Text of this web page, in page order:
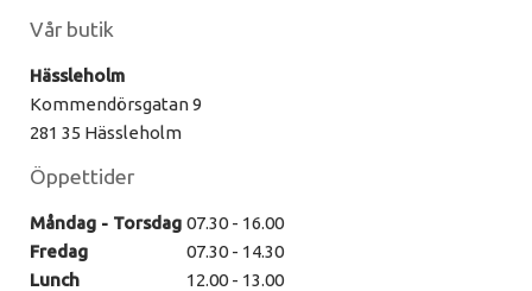
Vår butik
Hässleholm
Kommendörsgatan 9
281 35 Hässleholm
Öppettider
Måndag - Torsdag 07.30 - 16.00
Fredag
07.30 - 14.30
Lunch
12.00 - 13.00